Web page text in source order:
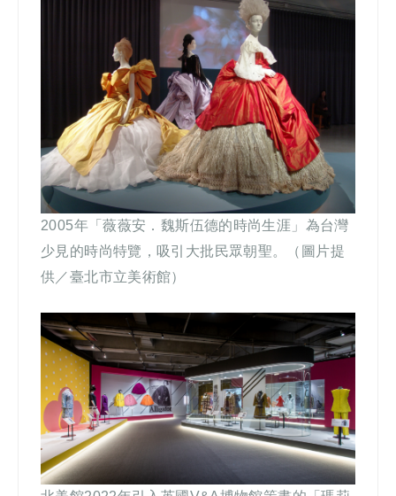
2005年「薇薇安．魏斯伍德的時尚生涯」為台灣
少見的時尚特覽，吸引大批民眾朝聖。（圖片提
供／臺北市立美術館）